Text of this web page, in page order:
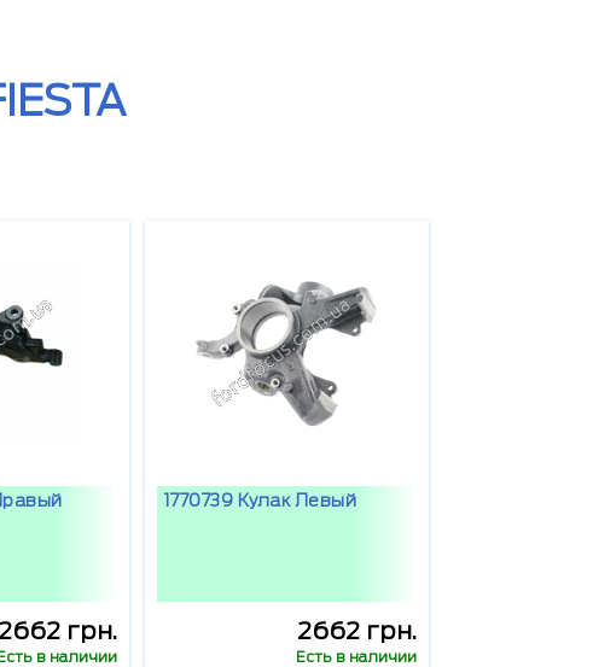
2662 грн.
в наличии
1770739 Кулак Левый
2662 грн.
Есть в наличии